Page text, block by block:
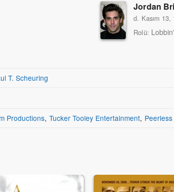
Jordan
d. Kasım 13,
Rolü:
T. Scheuring
Productions, Tucker Tooley Entertainment,